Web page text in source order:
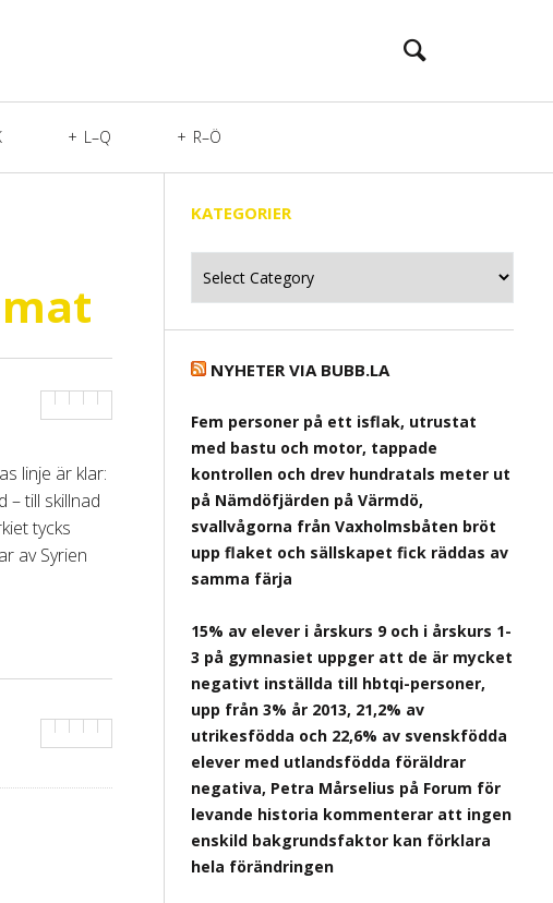
L–Q R–Ö
linje är klar:
– till skillnad
tycks
av Syrien
KATEGORIER
NYHETER VIA BUBB.LA
Fem personer på ett isflak, utrustat
med bastu och motor, tappade
kontrollen och drev hundratals meter ut
på Nämdöfjärden på Värmdö,
svallvågorna från Vaxholmsbåten bröt
upp flaket och sällskapet fick räddas av
samma färja
15% av elever i årskurs 9 och i årskurs 1-
3 på gymnasiet uppger att de är mycket
negativt inställda till hbtqi-personer,
upp från 3% år 2013, 21,2% av
utrikesfödda och 22,6% av svenskfödda
elever med utlandsfödda föräldrar
negativa, Petra Mårselius på Forum för
levande historia kommenterar att ingen
enskild bakgrundsfaktor kan förklara
hela förändringen